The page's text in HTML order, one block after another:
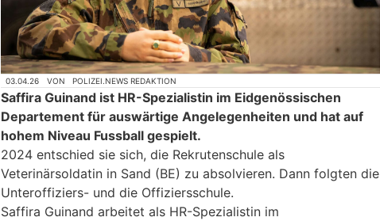
03.04.26 VON POLIZEI.NEWS REDAKTION
Saffira Guinand ist HR-Spezialistin im Eidgenössischen
Departement für auswärtige Angelegenheiten und hat auf
hohem Niveau Fussball gespielt.
2024 entschied sie sich, die Rekrutenschule als
Veterinärsoldatin in Sand (BE) zu absolvieren. Dann folgten die
Unteroffiziers- und die Offiziersschule.
Saffira Guinand arbeitet als HR-Spezialistin im